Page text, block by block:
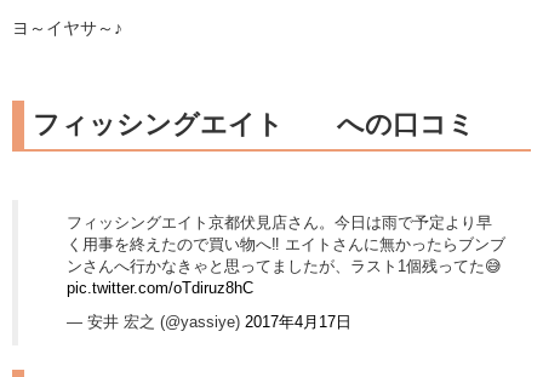
ヨ～イヤサ～♪
フィッシングエイト への口コミ
フィッシングエイト京都伏見店さん。今日は雨で予定より早
く用事を終えたので買い物へ‼︎ エイトさんに無かったらブンブ
ンさんへ行かなきゃと思ってましたが、ラスト1個残ってた😅
pic.twitter.com/oTdiruz8hC
— 安井 宏之 (@yassiye) 2017年4月17日